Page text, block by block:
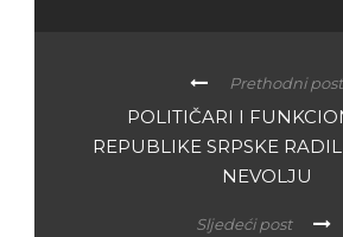
Prethodni post
POLITIČARI I
REPUBLIKE SRPSKE
NEVOLJU
Sljedeći post